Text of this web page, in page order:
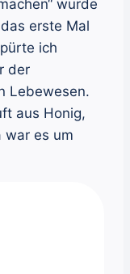
wurde
erste Mal
ich
der
Lebewesen.
aus Honig,
war es um